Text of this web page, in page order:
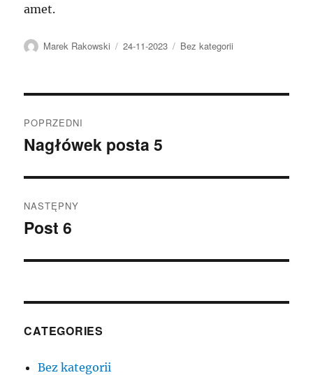
amet.
Autor
Marek Rakowski
Data
24-11-2023 Kategorie
Bez kategorii
wpisu
POPRZEDNI
Poprzedni
Nagłówek posta 5
NASTĘPNY
Następny
Post 6
CATEGORIES
Bez kategorii